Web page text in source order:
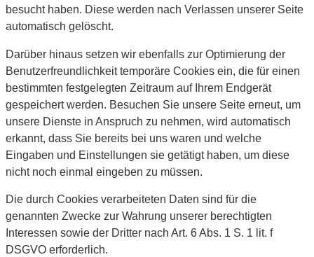
besucht haben. Diese werden nach Verlassen unserer Seite
automatisch gelöscht.
Darüber hinaus setzen wir ebenfalls zur Optimierung der
Benutzerfreundlichkeit temporäre Cookies ein, die für einen
bestimmten festgelegten Zeitraum auf Ihrem Endgerät
gespeichert werden. Besuchen Sie unsere Seite erneut, um
unsere Dienste in Anspruch zu nehmen, wird automatisch
erkannt, dass Sie bereits bei uns waren und welche
Eingaben und Einstellungen sie getätigt haben, um diese
nicht noch einmal eingeben zu müssen.
Die durch Cookies verarbeiteten Daten sind für die
genannten Zwecke zur Wahrung unserer berechtigten
Interessen sowie der Dritter nach Art. 6 Abs. 1 S. 1 lit. f
DSGVO erforderlich.